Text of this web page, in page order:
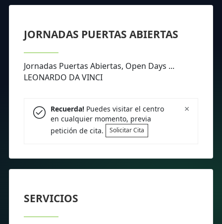
JORNADAS PUERTAS ABIERTAS
Jornadas Puertas Abiertas, Open Days ...
LEONARDO DA VINCI
×
Recuerda!Puedes visitar el centro
en cualquier momento, previa
petición de cita.
Solicitar Cita
SERVICIOS